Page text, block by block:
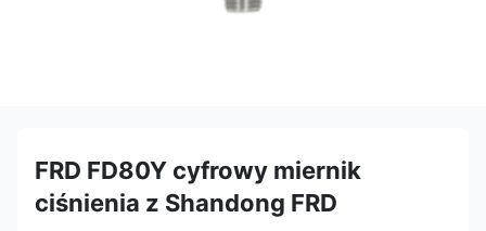
FRD FD80Y cyfrowy miernik
ciśnienia z Shandong FRD